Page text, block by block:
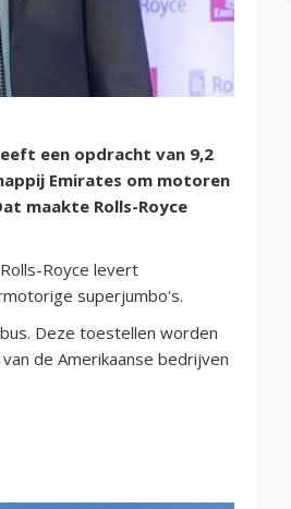
een opdracht van 9,2
Emirates om motoren
maakte Rolls-Royce
Royce levert
superjumbo's.
Deze toestellen worden
de Amerikaanse bedrijven